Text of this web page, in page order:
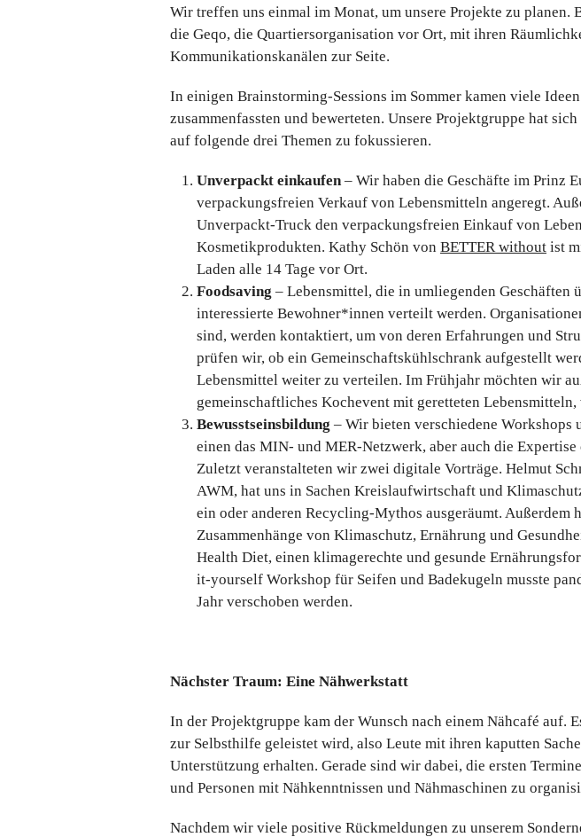
Wir treffen uns einmal im Monat, um unsere Projekte zu planen.
die Geqo, die Quartiersorganisation vor Ort, mit ihren
Kommunikationskanälen zur Seite.
In einigen Brainstorming-Sessions im Sommer kamen viele
zusammenfassten und bewerteten. Unsere Projektgruppe hat
auf folgende drei Themen zu fokussieren.
Unverpackt einkaufen– Wir haben die Geschäfte im Prinz
verpackungsfreien Verkauf von Lebensmitteln angeregt.
Unverpackt-Truck den verpackungsfreien Einkauf von
Kosmetikprodukten. Kathy Schön von BETTER without ist
Laden alle 14 Tage vor Ort.
Foodsaving – Lebensmittel, die in umliegenden Geschäften
interessierte Bewohner*innen verteilt werden.
sind, werden kontaktiert, um von deren Erfahrungen und
prüfen wir, ob ein Gemeinschaftskühlschrank aufgestellt
Lebensmittel weiter zu verteilen. Im Frühjahr möchten wir
gemeinschaftliches Kochevent mit geretteten Lebensmitteln,
Bewusstseinsbildung – Wir bieten verschiedene Workshops
einen das MIN- und MER-Netzwerk, aber auch die
Zuletzt veranstalteten wir zwei digitale Vorträge. Helmut
AWM, hat uns in Sachen Kreislaufwirtschaft und
ein oder anderen Recycling-Mythos ausgeräumt. Außerdem
Zusammenhänge von Klimaschutz, Ernährung und
Health Diet, einen klimagerechte und gesunde
it-yourself Workshop für Seifen und Badekugeln musste
Jahr verschoben werden.
Nächster Traum: Eine Nähwerkstatt
In der Projektgruppe kam der Wunsch nach einem Nähcafé auf.
zur Selbsthilfe geleistet wird, also Leute mit ihren kaputten
Unterstützung erhalten. Gerade sind wir dabei, die ersten
und Personen mit Nähkenntnissen und Nähmaschinen zu
Nachdem wir viele positive Rückmeldungen zu unserem